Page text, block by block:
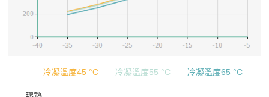
冷凝溫度45 °C 冷凝溫度55 °C 冷凝溫度65 °C